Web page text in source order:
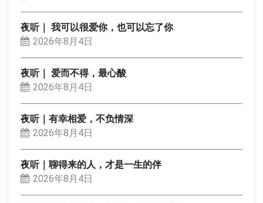
夜听｜ 我可以很爱你，也可以忘了你
2026年8月4日
夜听｜ 爱而不得，最心酸
2026年8月4日
夜听｜有幸相爱，不负情深
2026年8月4日
夜听｜聊得来的人，才是一生的伴
2026年8月4日